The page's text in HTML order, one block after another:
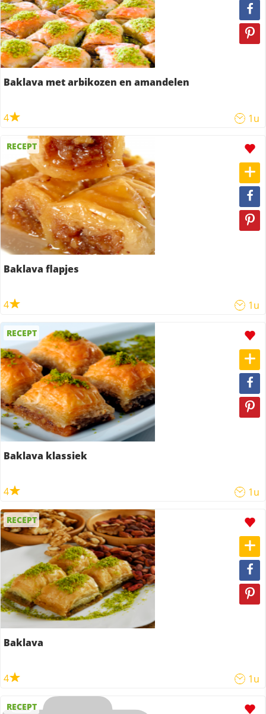
Baklava met arbikozen en amandelen
4 1u
RECEPT
Baklava flapjes
4 1u
RECEPT
Baklava klassiek
4 1u
RECEPT
Baklava
4 1u
RECEPT